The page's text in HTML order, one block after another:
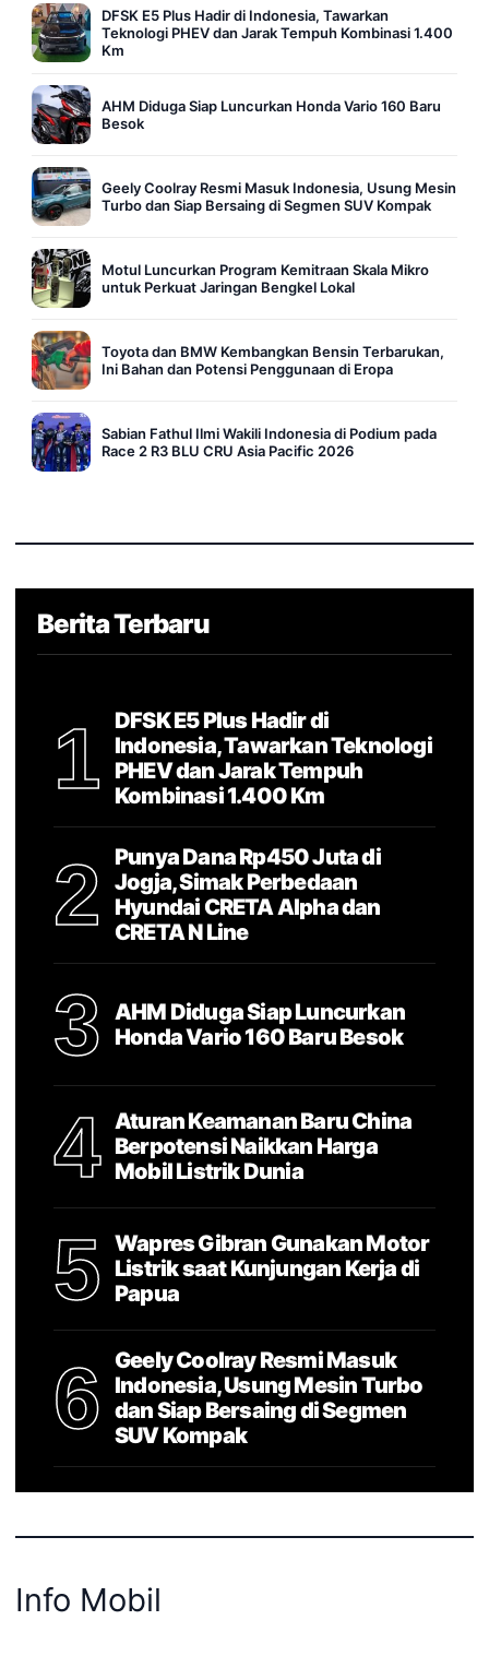
DFSK E5 Plus Hadir di Indonesia, Tawarkan
Teknologi PHEV dan Jarak Tempuh Kombinasi 1.400
Km
AHM Diduga Siap Luncurkan Honda Vario 160 Baru
Besok
Geely Coolray Resmi Masuk Indonesia, Usung Mesin
Turbo dan Siap Bersaing di Segmen SUV Kompak
Motul Luncurkan Program Kemitraan Skala Mikro
untuk Perkuat Jaringan Bengkel Lokal
Toyota dan BMW Kembangkan Bensin Terbarukan,
Ini Bahan dan Potensi Penggunaan di Eropa
Sabian Fathul Ilmi Wakili Indonesia di Podium pada
Race 2 R3 BLU CRU Asia Pacific 2026
Berita Terbaru
1
DFSK E5 Plus Hadir di
Indonesia, Tawarkan Teknologi
PHEV dan Jarak Tempuh
Kombinasi 1.400 Km
2
Punya Dana Rp450 Juta di
Jogja, Simak Perbedaan
Hyundai CRETA Alpha dan
CRETA N Line
3
AHM Diduga Siap Luncurkan
Honda Vario 160 Baru Besok
4
Aturan Keamanan Baru China
Berpotensi Naikkan Harga
Mobil Listrik Dunia
5
Wapres Gibran Gunakan Motor
Listrik saat Kunjungan Kerja di
Papua
6
Geely Coolray Resmi Masuk
Indonesia, Usung Mesin Turbo
dan Siap Bersaing di Segmen
SUV Kompak
Info Mobil